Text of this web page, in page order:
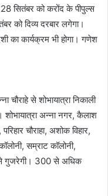
सितंबर को करोंद के पीपुल्स
को दिव्य दरबार लगेगा।
का कार्यक्रम भी होगा। गणेश
से शोभायात्रा निकाली
शोभायात्रा अन्ना नगर, कैलाश
चौराहा, अशोक विहार,
सम्राट कॉलोनी,
से गुजरेगी। 300 से अधिक